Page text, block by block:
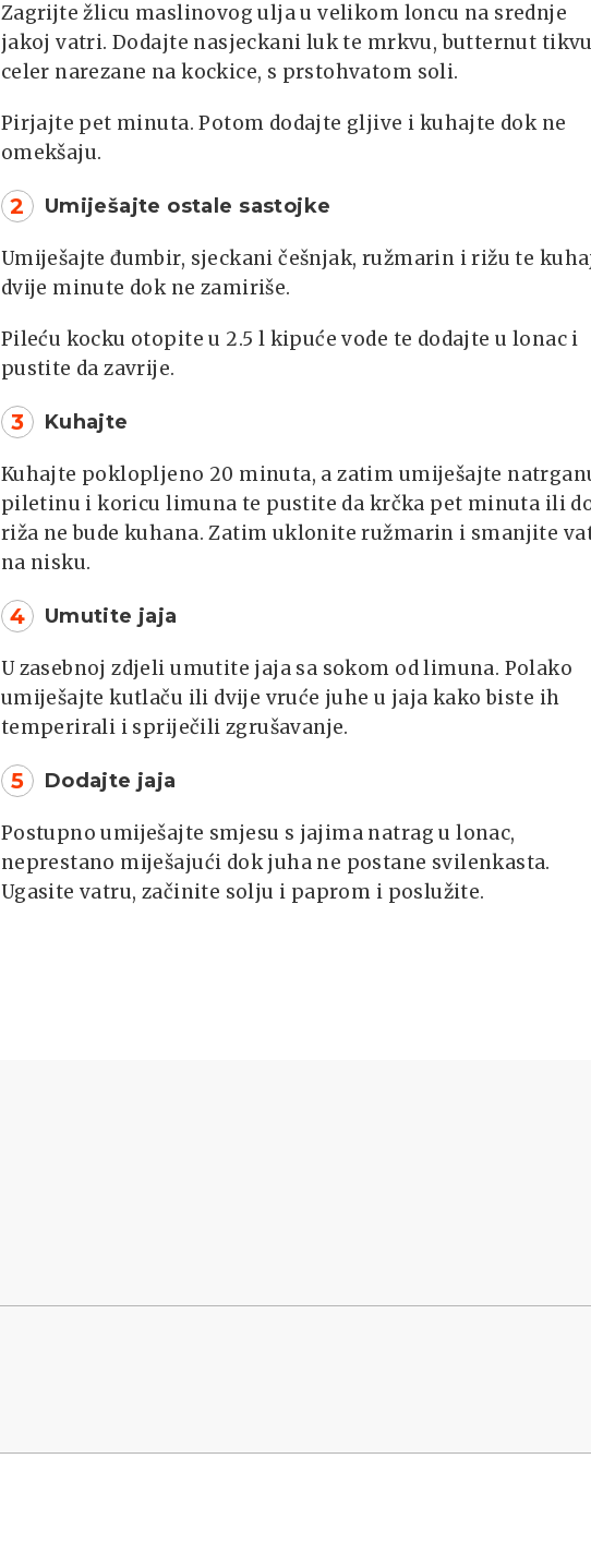
Zagrijte žlicu maslinovog ulja u velikom loncu na srednje
jakoj vatri. Dodajte nasjeckani luk te mrkvu, butternut
celer narezane na kockice, s prstohvatom soli.
Pirjajte pet minuta. Potom dodajte gljive i kuhajte dok ne
omekšaju.
2 Umiješajte ostale sastojke
Umiješajte đumbir, sjeckani češnjak, ružmarin i rižu te
dvije minute dok ne zamiriše.
Pileću kocku otopite u 2.5 l kipuće vode te dodajte u lonac i
pustite da zavrije.
3 Kuhajte
Kuhajte poklopljeno 20 minuta, a zatim umiješajte
piletinu i koricu limuna te pustite da krčka pet minuta ili
riža ne bude kuhana. Zatim uklonite ružmarin i smanjite
na nisku.
4 Umutite jaja
U zasebnoj zdjeli umutite jaja sa sokom od limuna. Polako
umiješajte kutlaču ili dvije vruće juhe u jaja kako biste ih
temperirali i spriječili zgrušavanje.
5 Dodajte jaja
Postupno umiješajte smjesu s jajima natrag u lonac,
neprestano miješajući dok juha ne postane svilenkasta.
Ugasite vatru, začinite solju i paprom i poslužite.